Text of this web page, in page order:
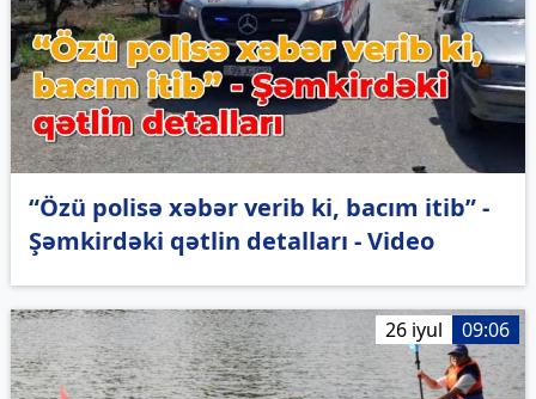
“Özü polisə xəbər verib ki, bacım itib” -
Şəmkirdəki qətlin detalları - Video
26 iyul 09:06